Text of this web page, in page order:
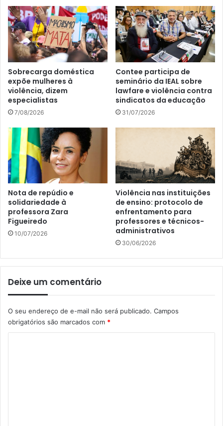
Sobrecarga doméstica
expõe mulheres à
violência, dizem
especialistas
7/08/2026
Contee participa de
seminário da IEAL sobre
lawfare e violência contra
sindicatos da educação
31/07/2026
Nota de repúdio e
solidariedade à
professora Zara
Figueiredo
10/07/2026
Violência nas instituições
de ensino: protocolo de
enfrentamento para
professores e técnicos-
administrativos
30/06/2026
Deixe um comentário
O seu endereço de e-mail não será publicado. Campos
obrigatórios são marcados com *